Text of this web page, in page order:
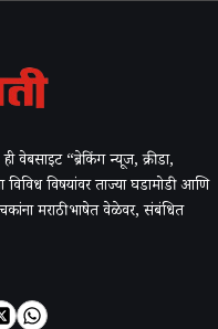
वेबसाइट “ब्रेकिंग न्यूज, क्रीडा,
विषयांवर ताज्या घडामोडी आणि
मराठी भाषेत वेळेवर, संबंधित